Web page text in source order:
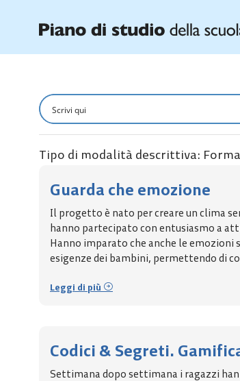
Tipo di modalità descrittiva:
Guarda che emozione
Il progetto è nato per creare un clima
hanno partecipato con entusiasmo a
Hanno imparato che anche le
esigenze dei bambini, permettendo di
Leggi di più
Codici & Segreti.
Settimana dopo settimana i ragazzi